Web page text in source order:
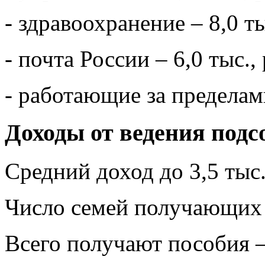
- здравоохранение – 8,0
- почта России – 6,0 тыс.,
- работающие за
Доходы от ведения
Средний доход до 3,5
Число семей
Всего получают пособия